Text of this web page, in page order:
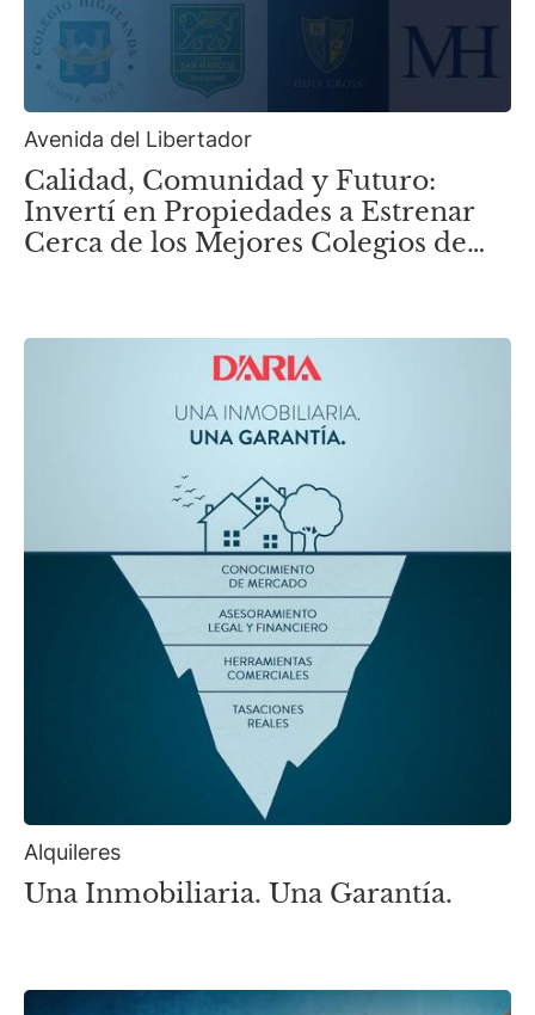
Avenida del Libertador
Calidad, Comunidad y Futuro:
Invertí en Propiedades a Estrenar
Cerca de los Mejores Colegios de
Alquileres
Una Inmobiliaria. Una Garantía.